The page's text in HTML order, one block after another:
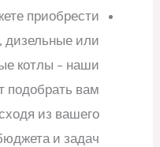
приобрести
дизельные или
котлы – наши
подобрать вам
из вашего
и задач.